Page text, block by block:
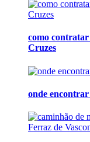
como
Cruzes
onde